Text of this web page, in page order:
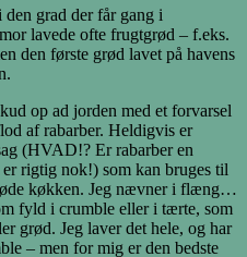
grad der får gang i
lavede ofte frugtgrød – f.eks.
den første grød lavet på havens
op ad jorden med et forvarsel
af rabarber. Heldigvis er
(HVAD!? Er rabarber en
rigtig nok!) som kan bruges til
køkken. Jeg nævner i flæng…
fyld i crumble eller i tærte, som
grød. Jeg laver det hele, og har
– men for mig er den bedste